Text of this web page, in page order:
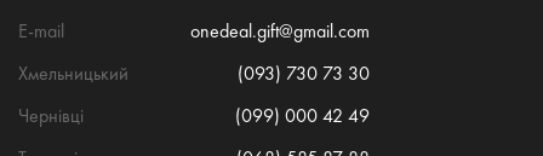
E-mail
onedeal.gift@gmail.com
Хмельницький
(093) 730 73 30
Чернівці
(099) 000 42 49